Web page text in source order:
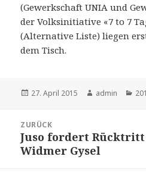
(Gewerkschaft UNIA und
der Volksinitiative «7 to 7
(Alternative Liste) liegen
dem Tisch.
Veröffentlicht
27. April 2015 admin
ZURÜCK
Vorheriger
Beitrag:
Juso fordert Rücktritt
Widmer Gysel